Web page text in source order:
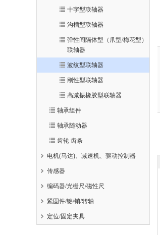
十字型联轴器
沟槽型联轴器
弹性间隔体型（爪型/梅花型）
联轴器
波纹型联轴器
刚性型联轴器
高减振橡胶型联轴器
轴承组件
轴承随动器
齿轮 齿条
电机(马达)、减速机、驱动控制器
传感器
编码器/光栅尺/磁性尺
紧固件/键/销/转轴
定位/固定夹具